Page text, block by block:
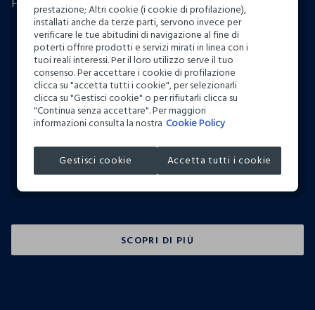
FUORI TUTTO Bambino
SCOPRI DI PIÙ
SCOPRI DI PIÙ
prestazione; Altri cookie (i cookie di profilazione),
installati anche da terze parti, servono invece per
verificare le tue abitudini di navigazione al fine di
poterti offrire prodotti e servizi mirati in linea con i
tuoi reali interessi. Per il loro utilizzo serve il tuo
consenso. Per accettare i cookie di profilazione
clicca su "accetta tutti i cookie", per selezionarli
clicca su "Gestisci cookie" o per rifiutarli clicca su
"Continua senza accettare". Per maggiori
informazioni consulta la nostra Cookie Policy
Gestisci cookie Accetta tutti i cookie